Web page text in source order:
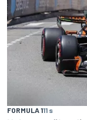
FORMULA 111 s